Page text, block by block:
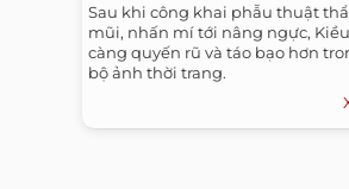
Sau khi công khai phẫu thuật
mũi, nhấn mí tới nâng ngực,
càng quyến rũ và táo bạo hơn
bộ ảnh thời trang.